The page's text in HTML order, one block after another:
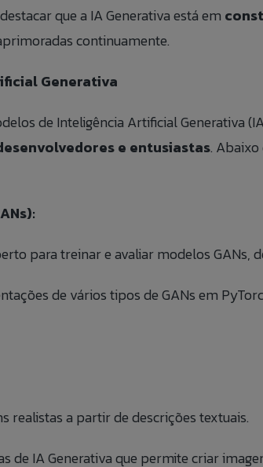
que a IA Generativa está em
continuamente.
Generativa
de Inteligência Artificial Generativa
e entusiastas.
para treinar e avaliar modelos GANs,
de vários tipos de GANs em
realistas a partir de descrições textuais.
de IA Generativa que permite criar